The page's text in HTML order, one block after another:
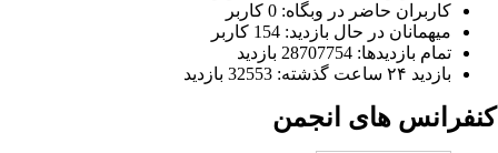
کاربران حاضر در وبگاه: 0 کاربر
میهمانان در حال بازدید: 154 کاربر
تمام بازدید‌ها: 28707754 بازدید
بازدید ۲۴ ساعت گذشته: 32553 بازدید
های انجمن